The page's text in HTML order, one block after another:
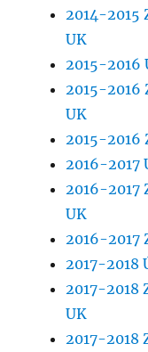
2014-2015
UK
2015-2016
2015-2016
UK
2015-2016
2016-2017
2016-2017
UK
2016-2017
2017-2018
2017-2018
UK
2017-2018